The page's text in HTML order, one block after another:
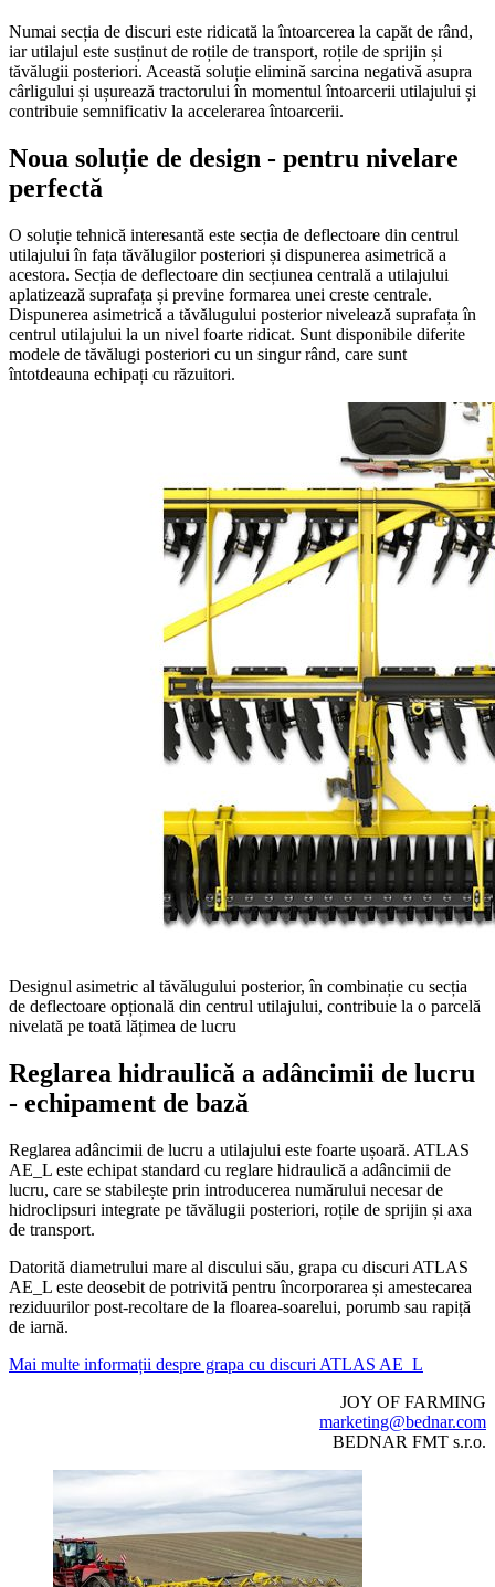
Numai secția de discuri este ridicată la întoarcerea la capăt de rând,
iar utilajul este susținut de roțile de transport, roțile de sprijin și
tăvălugii posteriori. Această soluție elimină sarcina negativă asupra
cârligului și ușurează tractorului în momentul întoarcerii utilajului și
contribuie semnificativ la accelerarea întoarcerii.
Noua soluție de design - pentru nivelare
perfectă
O soluție tehnică interesantă este secția de deflectoare din centrul
utilajului în fața tăvălugilor posteriori și dispunerea asimetrică a
acestora. Secția de deflectoare din secțiunea centrală a utilajului
aplatizează suprafața și previne formarea unei creste centrale.
Dispunerea asimetrică a tăvălugului posterior nivelează suprafața în
centrul utilajului la un nivel foarte ridicat. Sunt disponibile diferite
modele de tăvălugi posteriori cu un singur rând, care sunt
întotdeauna echipați cu răzuitori.
Designul asimetric al tăvălugului posterior, în combinație cu secția
de deflectoare opțională din centrul utilajului, contribuie la o parcelă
nivelată pe toată lățimea de lucru
Reglarea hidraulică a adâncimii de lucru
- echipament de bază
Reglarea adâncimii de lucru a utilajului este foarte ușoară. ATLAS
AE_L este echipat standard cu reglare hidraulică a adâncimii de
lucru, care se stabilește prin introducerea numărului necesar de
hidroclipsuri integrate pe tăvălugii posteriori, roțile de sprijin și axa
de transport.
Datorită diametrului mare al discului său, grapa cu discuri ATLAS
AE_L este deosebit de potrivită pentru încorporarea și amestecarea
reziduurilor post-recoltare de la floarea-soarelui, porumb sau rapiță
de iarnă.
Mai multe informații despre grapa cu discuri ATLAS AE_L
JOY OF FARMING
marketing@bednar.com
BEDNAR FMT s.r.o.